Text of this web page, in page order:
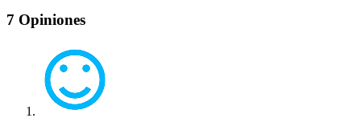
7 Opiniones